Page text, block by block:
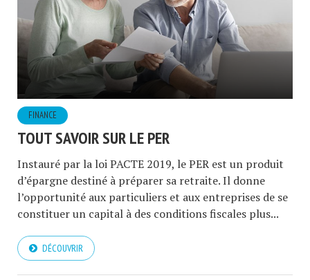
FINANCE
TOUT SAVOIR SUR LE PER
Instauré par la loi PACTE 2019, le PER est un produit
d’épargne destiné à préparer sa retraite. Il donne
l’opportunité aux particuliers et aux entreprises de se
constituer un capital à des conditions fiscales plus...
DÉCOUVRIR